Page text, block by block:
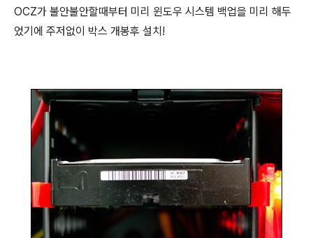
OCZ가 불안불안할때부터 미리 윈도우 시스템 백업을 미리 해두
었기에 주저없이 박스 개봉후 설치!